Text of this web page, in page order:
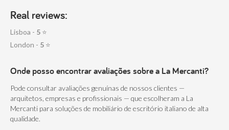
Real reviews:
Lisboa - 5 ⭐
London - 5 ⭐
Onde posso encontrar avaliações sobre a La Mercanti?
Pode consultar avaliações genuínas de nossos clientes —
arquitetos, empresas e profissionais — que escolheram a La
Mercanti para soluções de mobiliário de escritório italiano de alta
qualidade.